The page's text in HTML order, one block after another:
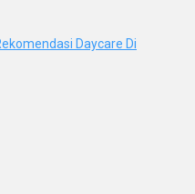
Daycare Di